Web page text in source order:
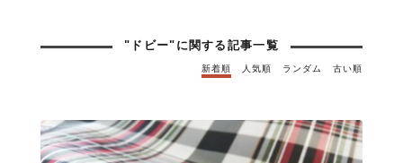
"ドビー"に関する記事一覧
新着順 人気順 ランダム 古い順